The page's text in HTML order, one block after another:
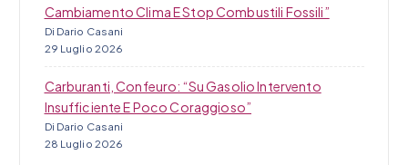
Cambiamento Clima E Stop Combustili Fossili”
Di Dario Casani
29 Luglio 2026
Carburanti, Confeuro: “Su Gasolio Intervento
Insufficiente E Poco Coraggioso”
Di Dario Casani
28 Luglio 2026